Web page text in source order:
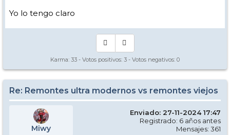
Yo lo tengo claro
Karma: 33 - Votos positivos: 3 - Votos negativos: 0
Re: Remontes ultra modernos vs remontes viejos
Miwy
Enviado: 27-11-2024 17:47
Registrado: 6 años antes
Mensajes: 361